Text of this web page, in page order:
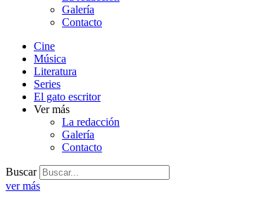
Galería
Contacto
Cine
Música
Literatura
Series
El gato escritor
Ver más
La redacción
Galería
Contacto
Buscar
ver más